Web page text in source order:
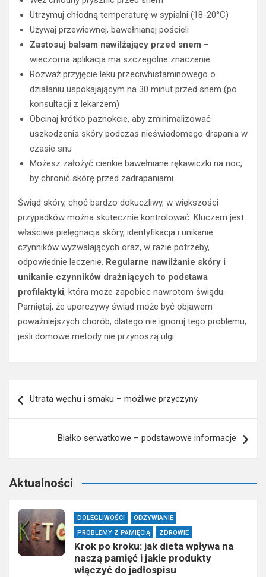
Utrzymuj chłodną temperaturę w sypialni (18-20°C)
Używaj przewiewnej, bawełnianej pościeli
Zastosuj balsam nawilżający przed snem –
wieczorna aplikacja ma szczególne znaczenie
Rozważ przyjęcie leku przeciwhistaminowego o
działaniu uspokajającym na 30 minut przed snem (po
konsultacji z lekarzem)
Obcinaj krótko paznokcie, aby zminimalizować
uszkodzenia skóry podczas nieświadomego drapania w
czasie snu
Możesz założyć cienkie bawełniane rękawiczki na noc,
by chronić skórę przed zadrapaniami
Świąd skóry, choć bardzo dokuczliwy, w większości
przypadków można skutecznie kontrolować. Kluczem jest
właściwa pielęgnacja skóry, identyfikacja i unikanie
czynników wyzwalających oraz, w razie potrzeby,
odpowiednie leczenie. Regularne nawilżanie skóry i
unikanie czynników drażniących to podstawa
profilaktyki, która może zapobiec nawrotom świądu.
Pamiętaj, że uporczywy świąd może być objawem
poważniejszych chorób, dlatego nie ignoruj tego problemu,
jeśli domowe metody nie przynoszą ulgi.
wpisu
Utrata węchu i smaku – możliwe przyczyny
Białko serwatkowe – podstawowe informacje
Aktualności
DOLEGLIWOŚCI
ODŻYWIANIE
PROBLEMY Z PAMIĘCIĄ
ZDROWIE
Krok po kroku: jak dieta wpływa na
naszą pamięć i jakie produkty
włączyć do jadłospisu